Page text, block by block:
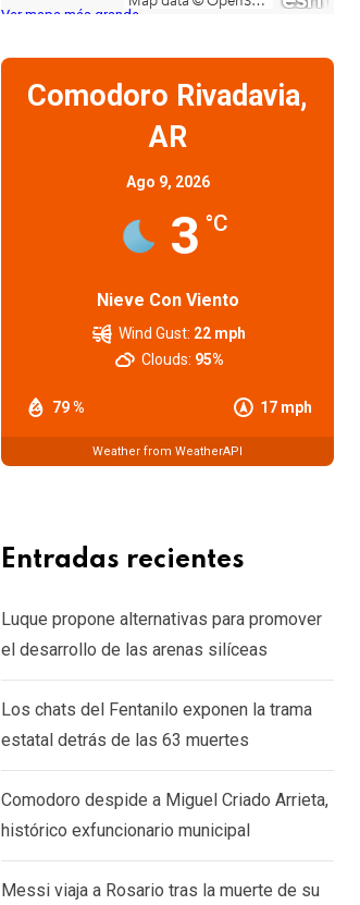
Ver mapa más grande
Comodoro Rivadavia,
AR
Ago 9, 2026
3 °C
Nieve Con Viento
79 % 17 mph
Wind Gust: 22 mph
Clouds: 95%
Weather from WeatherAPI
Entradas recientes
Luque propone alternativas para promover
el desarrollo de las arenas silíceas
Los chats del Fentanilo exponen la trama
estatal detrás de las 63 muertes
Comodoro despide a Miguel Criado Arrieta,
histórico exfuncionario municipal
Messi viaja a Rosario tras la muerte de su